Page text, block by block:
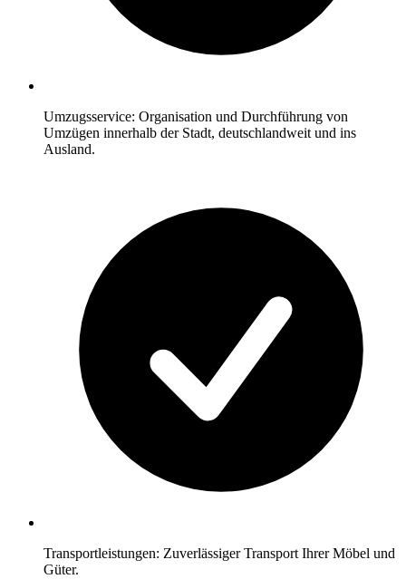
Umzugsservice: Organisation und Durchführung von
Umzügen innerhalb der Stadt, deutschlandweit und ins
Ausland.
Transportleistungen: Zuverlässiger Transport Ihrer Möbel und
Güter.